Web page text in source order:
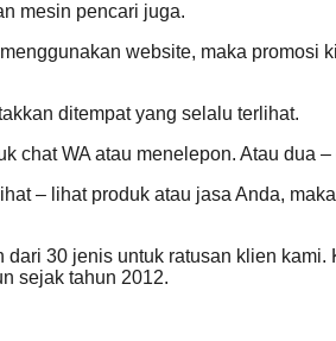
mesin pencari juga.
website, maka promosi
ditempat yang selalu terlihat.
WA atau menelepon. Atau dua
– lihat produk atau jasa Anda,
30 jenis untuk ratusan klien
sejak tahun 2012.